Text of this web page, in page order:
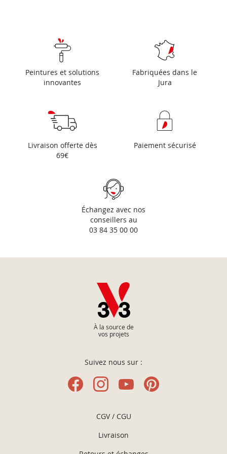
Peintures et solutions
innovantes
Fabriquées dans le
Jura
Livraison offerte dès
69€
Paiement sécurisé
Échangez avec nos
conseillers au
03 84 35 00 00
À la source de
vos projets
Suivez nous sur :
CGV / CGU
Livraison